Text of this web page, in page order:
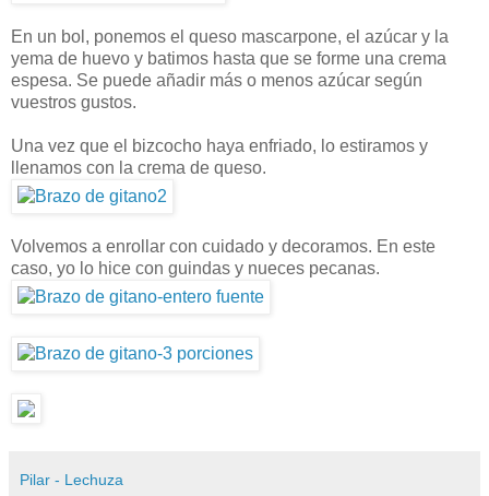
En un bol, ponemos el queso mascarpone, el azúcar y la
yema de huevo y batimos hasta que se forme una crema
espesa. Se puede añadir más o menos azúcar según
vuestros gustos.
Una vez que el bizcocho haya enfriado, lo estiramos y
llenamos con la crema de queso.
Volvemos a enrollar con cuidado y decoramos. En este
caso, yo lo hice con guindas y nueces pecanas.
Pilar - Lechuza